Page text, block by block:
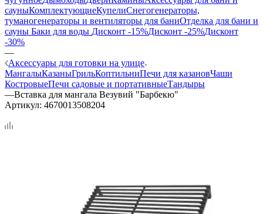
сауныКомплектующиеКупелиСнегогенераторы,
туманогенераторы и вентиляторы для баниОтделка для бани и
сауны Баки для воды Дисконт -15%Дисконт -25%Дисконт
-30%
—
Аксессуары для готовки на улице
МангалыКазаныГрильКоптильниПечи для казановЧаши
КостровыеПечи садовые и портативныеТандыры
—Вставка для мангала Везувий "Барбекю"
Артикул: 4670013508204